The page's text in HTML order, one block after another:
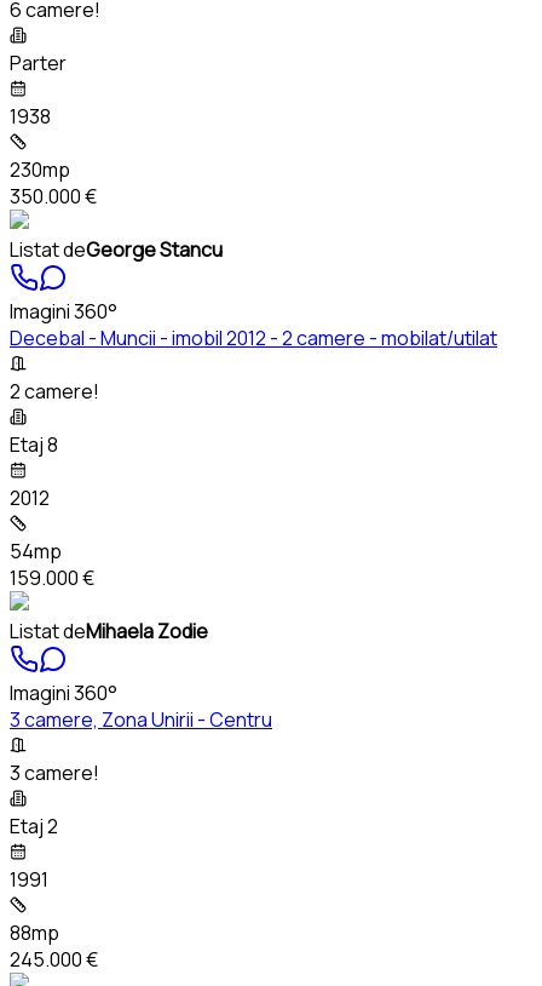
6 camere!
Parter
1938
230mp
350.000 €
Listat deGeorge Stancu
Imagini 360°
Decebal - Muncii - imobil 2012 - 2 camere - mobilat/utilat
2 camere!
Etaj 8
2012
54mp
159.000 €
Listat deMihaela Zodie
Imagini 360°
3 camere, Zona Unirii - Centru
3 camere!
Etaj 2
1991
88mp
245.000 €